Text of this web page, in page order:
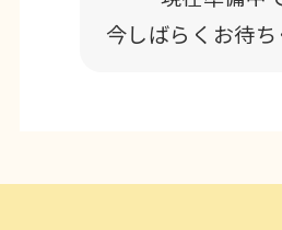
今しばらくお待ち